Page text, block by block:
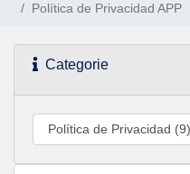
Política de Privacidad APP
Categorie